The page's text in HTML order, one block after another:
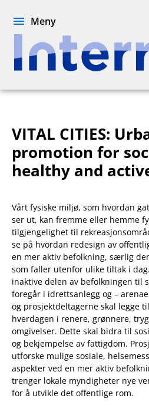
Meny
VITAL CITIES:
promotion for
healthy and
Vårt fysiske miljø, som hvordan
ser ut, kan fremme eller hemme
tilgjengelighet til
se på hvordan redesign av
en mer aktiv befolkning, særlig
som faller utenfor ulike tiltak i
inaktive delen av befolkningen til
foregår i idrettsanlegg og –
og prosjektdeltagerne skal legge
hverdagen i renere, grønnere,
omgivelser. Dette skal bidra til
og bekjempelse av fattigdom.
utforske mulige sosiale,
aspekter ved en mer aktiv
trenger lokale myndigheter nye
for å utvikle det offentlige rom.